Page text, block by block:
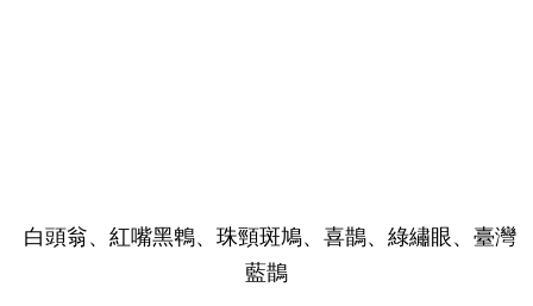
白頭翁、紅嘴黑鵯、珠頸斑鳩、喜鵲、綠繡眼、臺灣
藍鵲